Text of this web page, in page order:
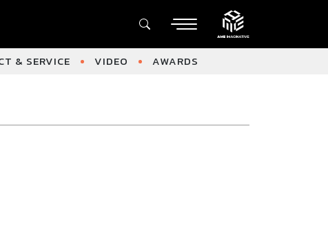
& SERVICE VIDEO AWARDS